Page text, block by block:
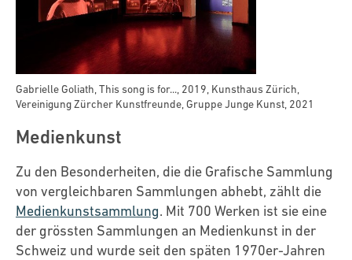
Gabrielle Goliath, This song is for..., 2019, Kunsthaus Zürich,
Vereinigung Zürcher Kunstfreunde, Gruppe Junge Kunst, 2021
Medienkunst
Zu den Besonderheiten, die die Grafische Sammlung
von vergleichbaren Sammlungen abhebt, zählt die
Medienkunstsammlung. Mit 700 Werken ist sie eine
der grössten Sammlungen an Medienkunst in der
Schweiz und wurde seit den späten 1970er-Jahren